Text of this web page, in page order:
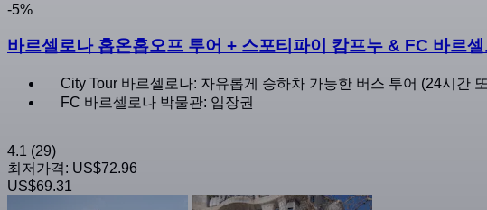
-5%
바르셀로나 홉온홉오프 투어 + 스포티파이 캄프누 & FC 바르
City Tour 바르셀로나: 자유롭게 승하차 가능한 버스 투어 (24시간
FC 바르셀로나 박물관: 입장권
4.1 (29)
최저가격: US$72.96
US$69.31